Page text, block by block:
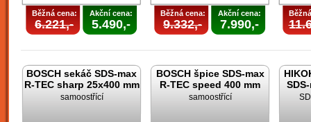
Běžná cena:
6.221,-
Akční cena:
5.490,-
Běžná cena:
9.332,-
Akční cena:
7.990,-
BOSCH sekáč SDS-max
R-TEC sharp 25x400 mm
samoostřící
BOSCH špice SDS-max
R-TEC speed 400 mm
samoostřící